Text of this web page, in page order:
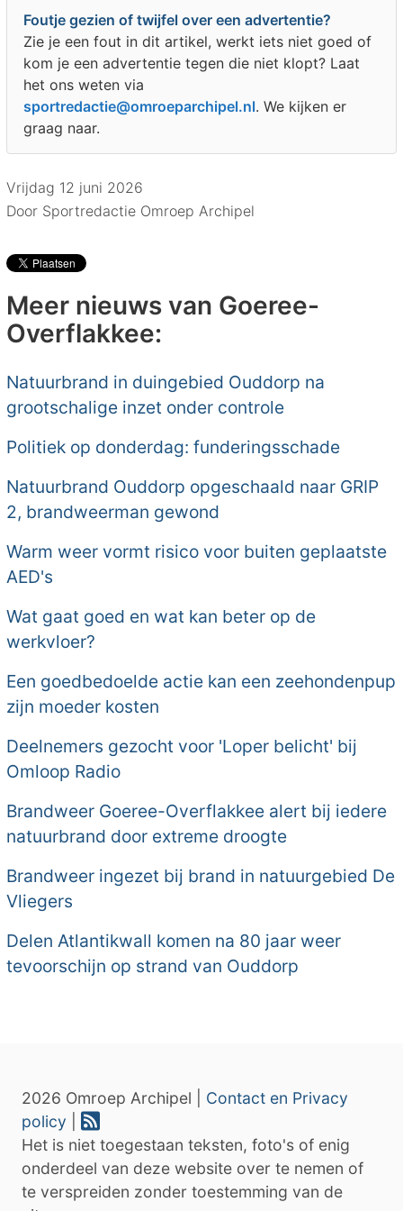
Foutje gezien of twijfel over een advertentie?
Zie je een fout in dit artikel, werkt iets niet goed of
kom je een advertentie tegen die niet klopt? Laat
het ons weten via
sportredactie@omroeparchipel.nl. We kijken er
graag naar.
Vrijdag 12 juni 2026
Door Sportredactie Omroep Archipel
Meer nieuws van Goeree-
Overflakkee:
Natuurbrand in duingebied Ouddorp na
grootschalige inzet onder controle
Politiek op donderdag: funderingsschade
Natuurbrand Ouddorp opgeschaald naar GRIP
2, brandweerman gewond
Warm weer vormt risico voor buiten geplaatste
AED's
Wat gaat goed en wat kan beter op de
werkvloer?
Een goedbedoelde actie kan een zeehondenpup
zijn moeder kosten
Deelnemers gezocht voor 'Loper belicht' bij
Omloop Radio
Brandweer Goeree-Overflakkee alert bij iedere
natuurbrand door extreme droogte
Brandweer ingezet bij brand in natuurgebied De
Vliegers
Delen Atlantikwall komen na 80 jaar weer
tevoorschijn op strand van Ouddorp
2026 Omroep Archipel | Contact en Privacy
policy
Het is niet toegestaan teksten, foto's of enig
onderdeel van deze website over te nemen of
te verspreiden zonder toestemming van de